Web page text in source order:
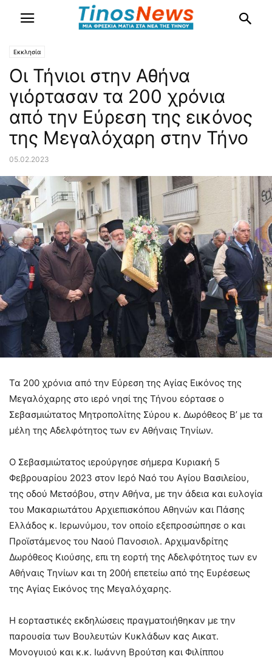
Εκκλησία
Οι Τήνιοι στην Αθήνα
γιόρτασαν τα 200 χρόνια
από την Εύρεση της εικόνος
της Μεγαλόχαρη στην Τήνο
05.02.2023
Τα 200 χρόνια από την Εύρεση της Αγίας Εικόνος της
Μεγαλόχαρης στο ιερό νησί της Τήνου εόρτασε ο
Σεβασμιώτατος Μητροπολίτης Σύρου κ. Δωρόθεος Β’ με τα
μέλη της Αδελφότητος των εν Αθήναις Τηνίων.
Ο Σεβασμιώτατος ιερούργησε σήμερα Κυριακή 5
Φεβρουαρίου 2023 στον Ιερό Ναό του Αγίου Βασιλείου,
της οδού Μετσόβου, στην Αθήνα, με την άδεια και ευλογία
του Μακαριωτάτου Αρχιεπισκόπου Αθηνών και Πάσης
Ελλάδος κ. Ιερωνύμου, τον οποίο εξεπροσώπησε ο και
Προϊστάμενος του Ναού Πανοσιολ. Αρχιμανδρίτης
Δωρόθεος Κιούσης, επι τη εορτή της Αδελφότητος των εν
Αθήναις Τηνίων και τη 200ή επετείω από της Ευρέσεως
της Αγίας Εικόνος της Μεγαλόχαρης.
Η εορταστικές εκδηλώσεις πραγματοιήθηκαν με την
παρουσία των Βουλευτών Κυκλάδων κας Αικατ.
Μονογυιού και κ.κ. Ιωάννη Βρούτση και Φιλίππου